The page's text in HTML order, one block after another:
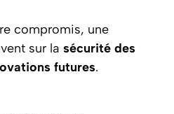
compromis, une
sur la sécurité des
futures.